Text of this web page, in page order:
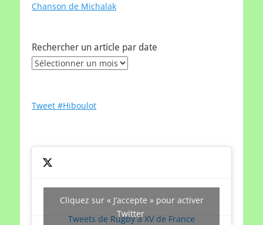
Chanson de Michalak
Rechercher un article par date
Rechercher
date
Tweet #Hiboulot
Tweets de Rugby à XV de France
Cliquez sur « J’accepte » pour activer
Twitter